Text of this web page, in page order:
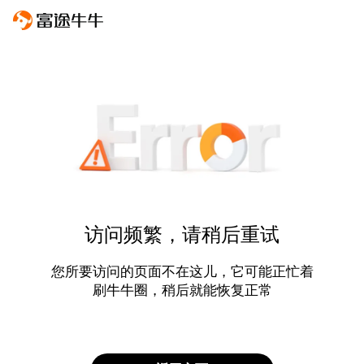
访问频繁，请稍后重试
您所要访问的页面不在这儿，它可能正忙着
刷牛牛圈，稍后就能恢复正常